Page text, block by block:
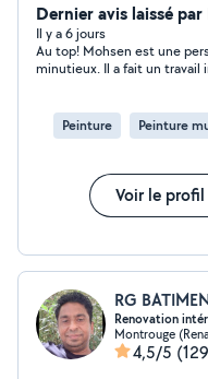
Dernier avis laissé
Il y a 6 jours
Au top! Mohsen est une
minutieux. Il a fait un travail
je referai appel à lui.
Peinture Peinture
Voir le profil
RG
Renovation
Montrouge
4,5/5